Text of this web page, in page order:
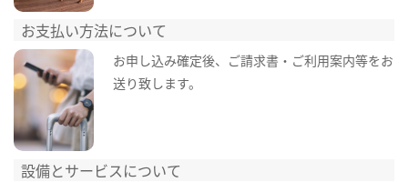
お支払い方法について
お申し込み確定後、ご請求書・ご利用案内等をお
送り致します。
設備とサービスについて